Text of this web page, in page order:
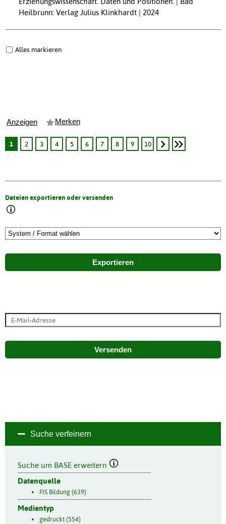
Heilbrunn: Verlag Julius Klinkhardt | 2024
Alles markieren
Anzeigen Merken
1 2 3 4 5 6 7 8 9 10
Dateien exportieren oder versenden
Exportieren
Versenden
Suche verfeinern
Suche um BASE erweitern
Datenquelle
FIS Bildung (639)
Medientyp
gedruckt (554)